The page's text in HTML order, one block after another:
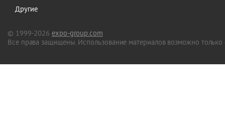
Другие
© 1999-2026 expo-group.com
Все права защищены. Использование материалов возможно